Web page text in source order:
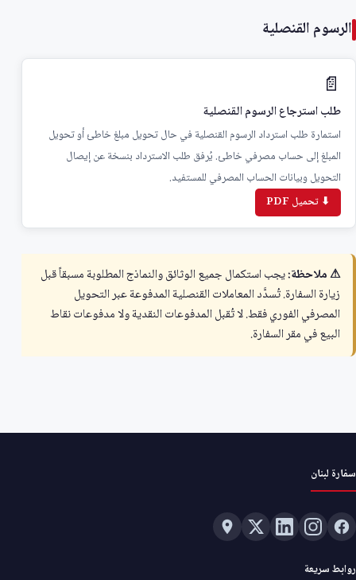
الرسوم القنصلية
📄
طلب استرجاع الرسوم القنصلية
استمارة طلب استرداد الرسوم القنصلية في حال تحويل مبلغ خاطئ أو تحويل
المبلغ إلى حساب مصرفي خاطئ. يُرفق طلب الاسترداد بنسخة عن إيصال
التحويل وبيانات الحساب المصرفي للمستفيد.
⬇ تحميل PDF
⚠ ملاحظة:يجب استكمال جميع الوثائق والنماذج المطلوبة مسبقاً قبل
زيارة السفارة. تُسدَّد المعاملات القنصلية المدفوعة عبر التحويل
المصرفي الفوري فقط. لا تُقبل المدفوعات النقدية ولا مدفوعات نقاط
البيع في مقر السفارة.
سفارة لبنان
روابط سريعة